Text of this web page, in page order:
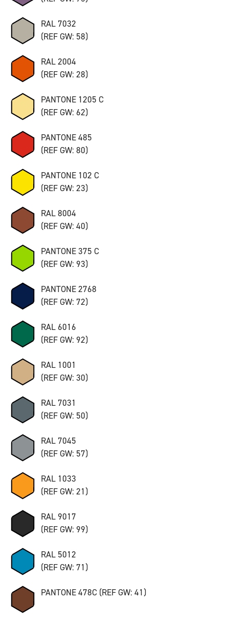
RAL 7032
(REF GW: 58)
RAL 2004
(REF GW: 28)
PANTONE 1205 C
(REF GW: 62)
PANTONE 485
(REF GW: 80)
PANTONE 102 C
(REF GW: 23)
RAL 8004
(REF GW: 40)
PANTONE 375 C
(REF GW: 93)
PANTONE 2768
(REF GW: 72)
RAL 6016
(REF GW: 92)
RAL 1001
(REF GW: 30)
RAL 7031
(REF GW: 50)
RAL 7045
(REF GW: 57)
RAL 1033
(REF GW: 21)
RAL 9017
(REF GW: 99)
RAL 5012
(REF GW: 71)
PANTONE 478C (REF GW: 41)